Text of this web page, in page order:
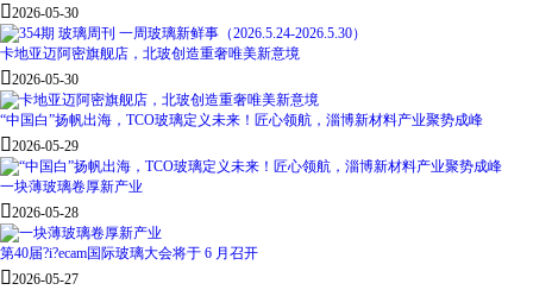
2026-05-30
卡地亚迈阿密旗舰店，北玻创造重奢唯美新意境
2026-05-30
“中国白”扬帆出海，TCO玻璃定义未来！匠心领航，淄博新材料产业聚势成峰
2026-05-29
一块薄玻璃卷厚新产业
2026-05-28
第40届?i?ecam国际玻璃大会将于 6 月召开
2026-05-27